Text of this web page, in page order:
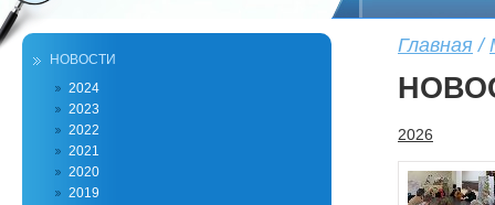
Главная /
2026
НОВОСТИ
2024
2023
2022
2021
2020
2019